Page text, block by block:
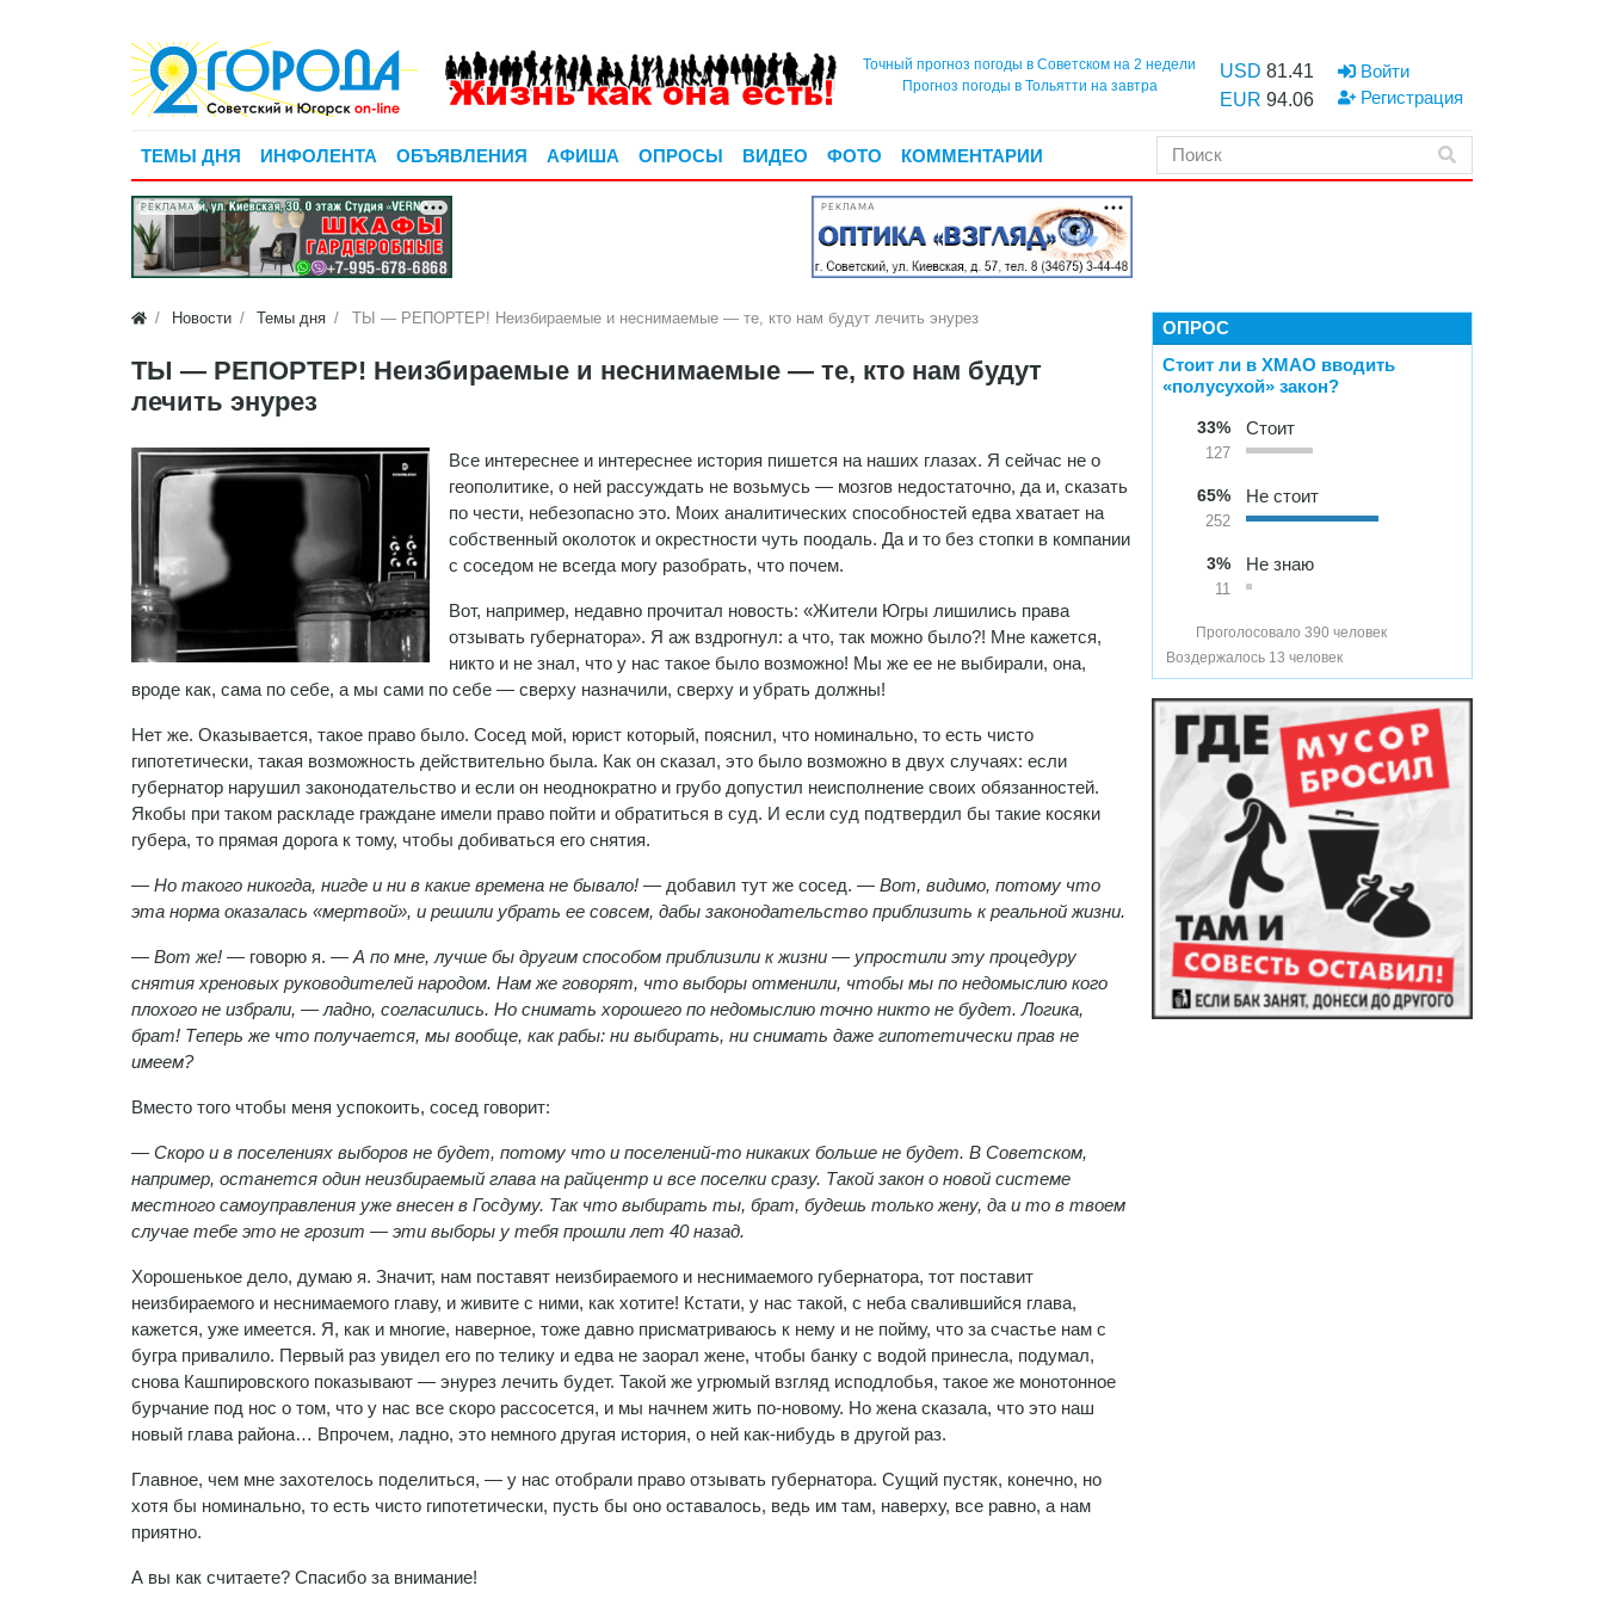
Точный прогноз погоды в Советском на 2 недели
Прогноз погоды в Тольятти на завтра
USD 81.41
EUR 94.06
Войти
Регистрация
ТЕМЫ ДНЯ ИНФОЛЕНТА ОБЪЯВЛЕНИЯ АФИША ОПРОСЫ ВИДЕО ФОТО КОММЕНТАРИИ
РЕКЛАМА РЕКЛАМА
Новости Темы дня ТЫ — РЕПОРТЕР! Неизбираемые и неснимаемые — те, кто нам будут лечить энурез
ТЫ — РЕПОРТЕР! Неизбираемые и неснимаемые — те, кто нам будут
лечить энурез
Все интереснее и интереснее история пишется на наших глазах. Я сейчас не о
геополитике, о ней рассуждать не возьмусь — мозгов недостаточно, да и, сказать
по чести, небезопасно это. Моих аналитических способностей едва хватает на
собственный околоток и окрестности чуть поодаль. Да и то без стопки в компании
с соседом не всегда могу разобрать, что почем.
Вот, например, недавно прочитал новость: «Жители Югры лишились права
отзывать губернатора». Я аж вздрогнул: а что, так можно было?! Мне кажется,
никто и не знал, что у нас такое было возможно! Мы же ее не выбирали, она,
вроде как, сама по себе, а мы сами по себе — сверху назначили, сверху и убрать должны!
Нет же. Оказывается, такое право было. Сосед мой, юрист который, пояснил, что номинально, то есть чисто
гипотетически, такая возможность действительно была. Как он сказал, это было возможно в двух случаях: если
губернатор нарушил законодательство и если он неоднократно и грубо допустил неисполнение своих обязанностей.
Якобы при таком раскладе граждане имели право пойти и обратиться в суд. И если суд подтвердил бы такие косяки
губера, то прямая дорога к тому, чтобы добиваться его снятия.
— Но такого никогда, нигде и ни в какие времена не бывало! — добавил тут же сосед. — Вот, видимо, потому что
эта норма оказалась «мертвой», и решили убрать ее совсем, дабы законодательство приблизить к реальной жизни.
— Вот же! — говорю я. —А по мне, лучше бы другим способом приблизили к жизни — упростили эту процедуру
снятия хреновых руководителей народом. Нам же говорят, что выборы отменили, чтобы мы по недомыслию кого
плохого не избрали, — ладно, согласились. Но снимать хорошего по недомыслию точно никто не будет. Логика,
брат! Теперь же что получается, мы вообще, как рабы: ни выбирать, ни снимать даже гипотетически прав не
имеем?
Вместо того чтобы меня успокоить, сосед говорит:
— Скоро и в поселениях выборов не будет, потому что и поселений-то никаких больше не будет. В Советском,
например, останется один неизбираемый глава на райцентр и все поселки сразу. Такой закон о новой системе
местного самоуправления уже внесен в Госдуму. Так что выбирать ты, брат, будешь только жену, да и то в твоем
случае тебе это не грозит — эти выборы у тебя прошли лет 40 назад.
Хорошенькое дело, думаю я. Значит, нам поставят неизбираемого и неснимаемого губернатора, тот поставит
неизбираемого и неснимаемого главу, и живите с ними, как хотите! Кстати, у нас такой, с неба свалившийся глава,
кажется, уже имеется. Я, как и многие, наверное, тоже давно присматриваюсь к нему и не пойму, что за счастье нам с
бугра привалило. Первый раз увидел его по телику и едва не заорал жене, чтобы банку с водой принесла, подумал,
снова Кашпировского показывают — энурез лечить будет. Такой же угрюмый взгляд исподлобья, такое же монотонное
бурчание под нос о том, что у нас все скоро рассосется, и мы начнем жить по-новому. Но жена сказала, что это наш
новый глава района… Впрочем, ладно, это немного другая история, о ней как-нибудь в другой раз.
Главное, чем мне захотелось поделиться, — у нас отобрали право отзывать губернатора. Сущий пустяк, конечно, но
хотя бы номинально, то есть чисто гипотетически, пусть бы оно оставалось, ведь им там, наверху, все равно, а нам
приятно.
А вы как считаете? Спасибо за внимание!
ОПРОС
Стоит ли в ХМАО вводить
«полусухой» закон?
33%
127
Стоит
65%
252
Не стоит
3%
11
Не знаю
Проголосовало 390 человек
Воздержалось 13 человек